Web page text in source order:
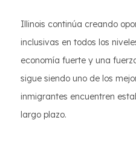
Illinois continúa creando
inclusivas en todos los
economía fuerte y una
sigue siendo uno de los
inmigrantes encuentren
largo plazo.